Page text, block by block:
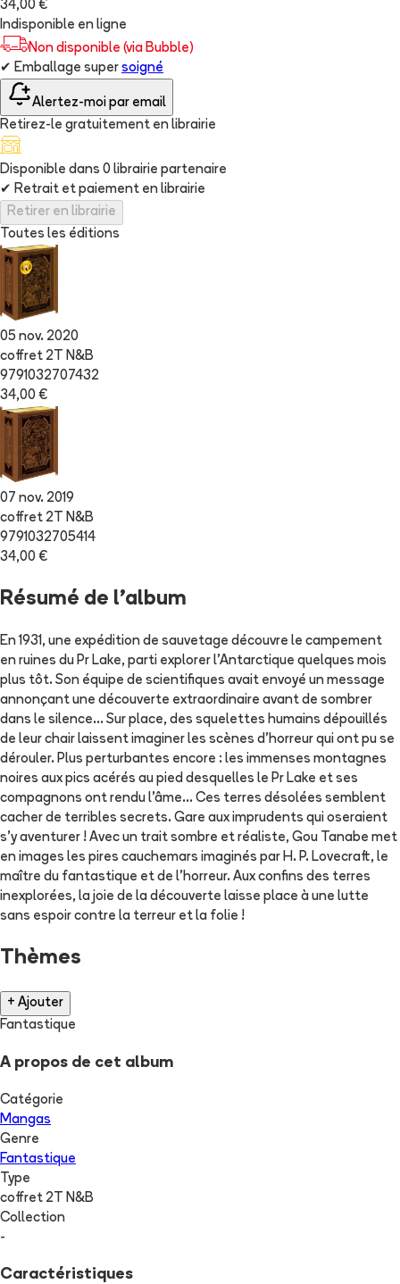
34,00 €
Indisponible en ligne
Non disponible (via Bubble)
✔ Emballage super soigné
Alertez-moi par email
Retirez-le gratuitement en librairie
Disponible dans 0 librairie partenaire
✔ Retrait et paiement en librairie
Retirer en librairie
Toutes les éditions
05 nov. 2020
coffret 2T N&B
9791032707432
34,00 €
07 nov. 2019
coffret 2T N&B
9791032705414
34,00 €
Résumé de l'album
En 1931, une expédition de sauvetage découvre le campement
en ruines du Pr Lake, parti explorer l'Antarctique quelques mois
plus tôt. Son équipe de scientifiques avait envoyé un message
annonçant une découverte extraordinaire avant de sombrer
dans le silence... Sur place, des squelettes humains dépouillés
de leur chair laissent imaginer les scènes d'horreur qui ont pu se
dérouler. Plus perturbantes encore : les immenses montagnes
noires aux pics acérés au pied desquelles le Pr Lake et ses
compagnons ont rendu l'âme... Ces terres désolées semblent
cacher de terribles secrets. Gare aux imprudents qui oseraient
s'y aventurer ! Avec un trait sombre et réaliste, Gou Tanabe met
en images les pires cauchemars imaginés par H. P. Lovecraft, le
maître du fantastique et de l'horreur. Aux confins des terres
inexplorées, la joie de la découverte laisse place à une lutte
sans espoir contre la terreur et la folie !
Thèmes
+ Ajouter
Fantastique
A propos de cet album
Catégorie
Mangas
Genre
Fantastique
Type
coffret 2T N&B
Collection
-
Caractéristiques